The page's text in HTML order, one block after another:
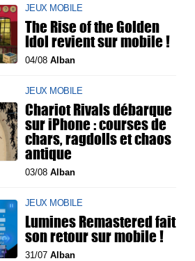
JEUX MOBILE
The Rise of the Golden
Idol revient sur mobile !
04/08 Alban
JEUX MOBILE
Chariot Rivals débarque
sur iPhone : courses de
chars, ragdolls et chaos
antique
03/08 Alban
JEUX MOBILE
Lumines Remastered fait
son retour sur mobile !
31/07 Alban